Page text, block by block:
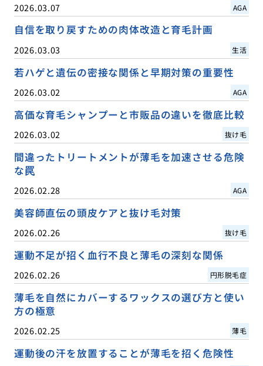
2026.03.07 AGA
自信を取り戻すための肉体改造と育毛計画
2026.03.03 生活
若ハゲと遺伝の密接な関係と早期対策の重要性
2026.03.02 AGA
高価な育毛シャンプーと市販品の違いを徹底比較
2026.03.02 抜け毛
間違ったトリートメントが薄毛を加速させる危険
な罠
2026.02.28 AGA
美容師直伝の頭皮ケアと抜け毛対策
2026.02.26 抜け毛
運動不足が招く血行不良と薄毛の深刻な関係
2026.02.26 円形脱毛症
薄毛を自然にカバーするワックスの選び方と使い
方の極意
2026.02.25 薄毛
運動後の汗を放置することが薄毛を招く危険性